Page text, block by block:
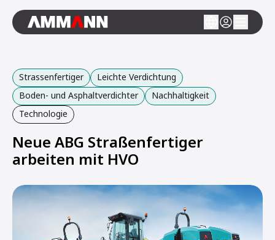
Strassenfertiger
Leichte Verdichtung
Boden- und Asphaltverdichter
Nachhaltigkeit
Technologie
Neue ABG Straßenfertiger
arbeiten mit HVO